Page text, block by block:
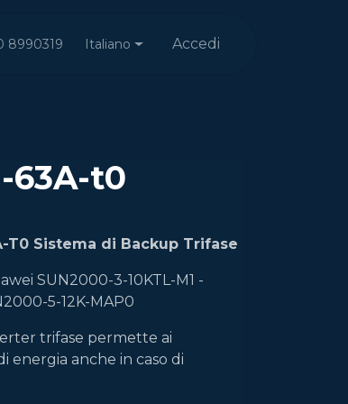
8990319 Italiano Accedi
63A-t0
T0 Sistema di Backup Trifase
SUN2000-3-10KTL-M1 -
5-12K-MAP0
trifase permette ai
energia anche in caso di